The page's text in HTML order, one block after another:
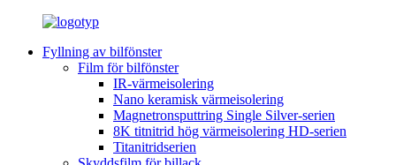
Fyllning av bilfönster
Film för bilfönster
IR-värmeisolering
Nano keramisk värmeisolering
Magnetronsputtring Single Silver-serien
8K titnitrid hög värmeisolering HD-serien
Titanitridserien